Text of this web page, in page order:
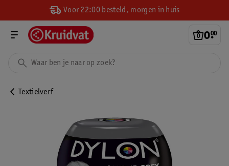
Voor 22:00 besteld, morgen in huis
0.
00
Textielverf